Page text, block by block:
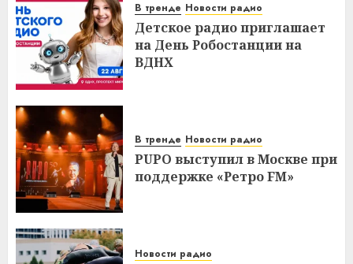
В тренде Новости радио
Детское радио приглашает
на День Робостанции на
ВДНХ
В тренде Новости радио
PUPO выступил в Москве при
поддержке «Ретро FM»
Новости радио